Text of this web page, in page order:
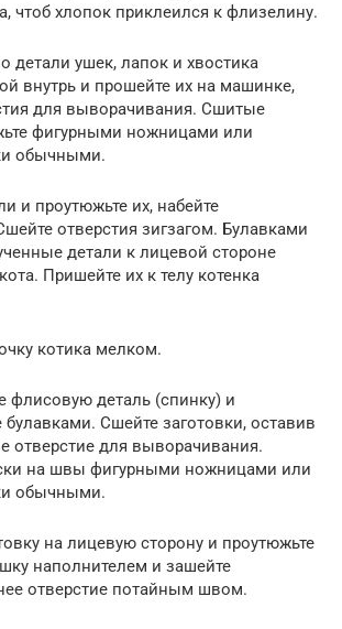
чтоб хлопок приклеился к флизелину.
детали ушек, лапок и хвостика
внутрь и прошейте их на машинке,
для выворачивания. Сшитые
фигурными ножницами или
обычными.
и проутюжьте их, набейте
отверстия зигзагом. Булавками
детали к лицевой стороне
Пришейте их к телу котенка
котика мелком.
флисовую деталь (спинку) и
булавками. Сшейте заготовки, оставив
отверстие для выворачивания.
на швы фигурными ножницами или
обычными.
на лицевую сторону и проутюжьте
наполнителем и зашейте
отверстие потайным швом.